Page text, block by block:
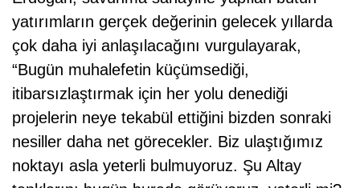
yatırımların gerçek değerinin gelecek yıllarda
çok daha iyi anlaşılacağını vurgulayarak,
“Bugün muhalefetin küçümsediği,
itibarsızlaştırmak için her yolu denediği
projelerin neye tekabül ettiğini bizden sonraki
nesiller daha net görecekler. Biz ulaştığımız
noktayı asla yeterli bulmuyoruz. Şu Altay